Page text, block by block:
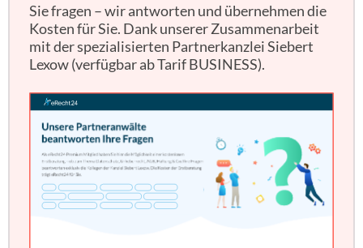
Sie fragen – wir antworten und übernehmen die
Kosten für Sie. Dank unserer Zusammenarbeit
mit der spezialisierten Partnerkanzlei Siebert
Lexow (verfügbar ab Tarif BUSINESS).